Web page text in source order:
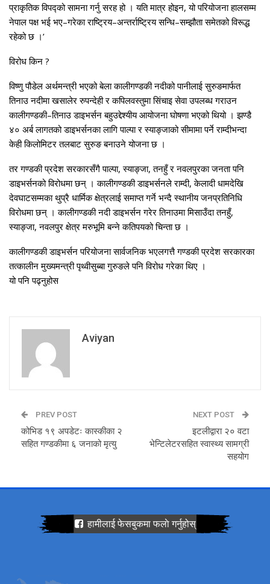
प्राकृतिक विपद्को सामना गर्नु सरह हो । यति मात्र होइन, यो परियोजना हालसम्म
नेपाल पक्ष भई भए–गरेका राष्ट्रिय–अन्तर्राष्ट्रिय सन्धि–सम्झौता समेतको विरूद्ध
रहेको छ ।’
विरोध किन ?
विष्णु पौडेल अर्थमन्त्री भएको बेला कालीगण्डकी नदीको पानीलाई सुरुङमार्फत
तिनाउ नदीमा खसालेर रुपन्देही र कपिलवस्तुमा सिंचाइ सेवा उपलब्ध गराउन
कालीगण्डकी–तिनाउ डाइभर्सन बहुउद्देश्यीय आयोजना घोषणा भएको थियो । झण्डै
४० अर्ब लागतको डाइभर्सनका लागि पाल्पा र स्याङ्जाको सीमामा पर्ने राम्दीभन्दा
केही किलोमिटर तलबाट सुरुङ बनाउने योजना छ ।
तर गण्डकी प्रदेश सरकारसँगै पाल्पा, स्याङ्जा, तनहुँ र नवलपुरका जनता पनि
डाइभर्सनको विरोधमा छन् । कालीगण्डकी डाइभर्सनले राम्दी, केलादी धामदेखि
देवघाटसम्मका थुप्रै धार्मिक क्षेत्रलाई समाप्त गर्ने भन्दै स्थानीय जनप्रतिनिधि
विरोधमा छन् । कालीगण्डकी नदी डाइभर्सन गरेर तिनाउमा मिसाउँदा तनहुँ,
स्याङ्जा, नवलपुर क्षेत्र मरुभूमि बन्ने कतिपयको चिन्ता छ ।
कालीगण्डकी डाइभर्सन परियोजना सार्वजनिक भएलगत्तै गण्डकी प्रदेश सरकारका
तत्कालीन मुख्यमन्त्री पृथ्वीसुब्बा गुरुङले पनि विरोध गरेका थिए ।
यो पनि पढ्नुहोस
Aviyan
PREV POST
कोभिड १९ अपडेटः कास्कीका २
सहित गण्डकीमा ६ जनाको मृत्यु
NEXT POST
इटलीद्वारा २० वटा
भेन्टिलेटरसहित स्वास्थ्य सामग्री
सहयोग
हामीलाई फेसबुकमा फलाे गर्नुहोस्